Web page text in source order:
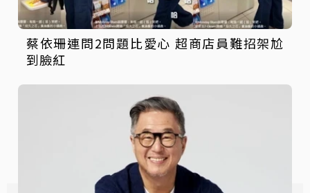
蔡依珊連問2問題比愛心 超商店員難招架尬
到臉紅